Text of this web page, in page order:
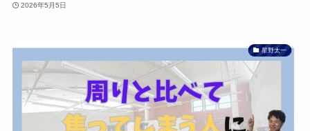
2026年5月5日
星野太一